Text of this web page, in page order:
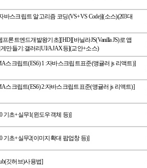
스크립트 알고리즘 코딩(VS+VS Code)](소스)(203대
프론트엔드개발왕기초][HD][바닐라JS(Vanilla JS)로 앱
만들기:갤러리UI/AJAX등](교안+소스)
스크립트(ES6) 1 :자바스크립트표준(앵귤러 js 리액트)]
스크립트(ES6) 2:자바스크립트표준(앵귤러 js 리액트)]
기초+실무1(윈도우객체 등)]
기초+실무2(이미지확대 팝업창 등)]
깃허브)사용법]